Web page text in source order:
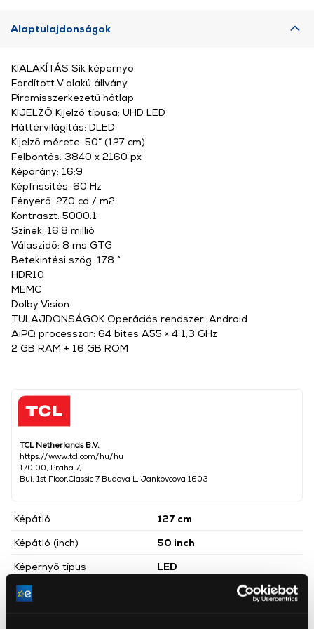
Alaptulajdonságok
TCL Netherlands B.V.
https://www.tcl.com/hu/hu
170 00, Praha 7,
Bui. 1st Floor,Classic 7 Budova L, Jankovcova 1603
Képátló
127 cm
Képátló (inch)
50 inch
Képernyő típus
LED
Képernyő felbontás
KIALAKÍTÁS Sík képernyő
Fordított V alakú állvány
Piramisszerkezetű hátlap
KIJELZŐ Kijelző típusa: UHD LED
Háttérvilágítás: DLED
Kijelző mérete: 50” (127 cm)
Felbontás: 3840 x 2160 px
Képarány: 16:9
Képfrissítés: 60 Hz
Fényerő: 270 cd / m2
Kontraszt: 5000:1
Színek: 16,8 millió
Válaszidő: 8 ms GTG
Betekintési szög: 178 °
HDR10
MEMC
Dolby Vision
TULAJDONSÁGOK Operációs rendszer: Android
AiPQ processzor: 64 bites A55 × 4 1,3 GHz
2 GB RAM + 16 GB ROM